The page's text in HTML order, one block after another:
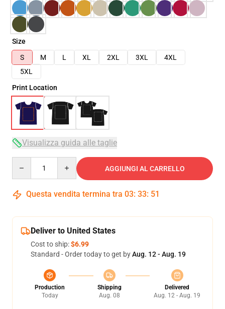
Size
S
M L XL 2XL 3XL
4XL
5XL
Print Location
Visualizza guida alle taglie
AGGIUNGI AL CARRELLO
Questa vendita termina tra 03: 33: 51
Deliver to United States
Cost to ship:$6.99
Standard - Order today to get byAug. 12 - Aug. 19
Production
Today
Shipping
Aug. 08
Delivered
Aug. 12 - Aug. 19